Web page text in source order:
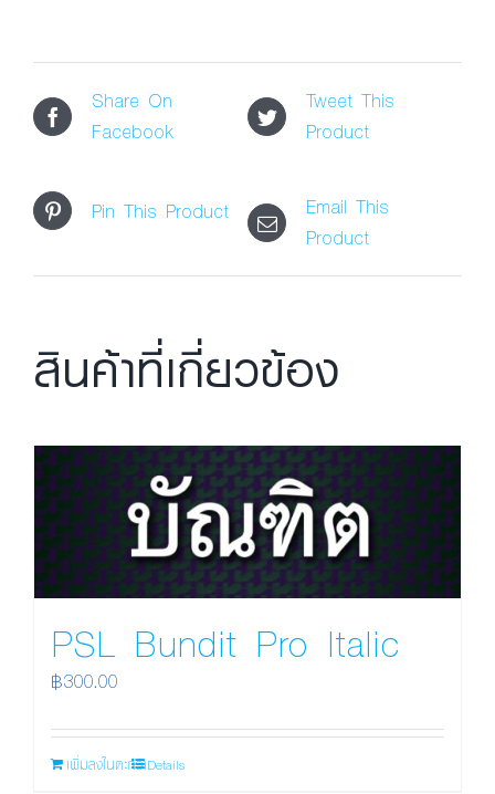
Share On
Facebook
Tweet This
Product
Pin This Product
Email This
Product
สินค้าที่เกี่ยวข้อง
PSL Bundit Pro Italic
฿300.00
เพิ่มลงในตะกร้าDetails